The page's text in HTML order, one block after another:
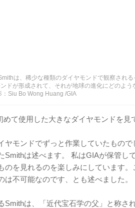
は、稀少な種類のダイヤモンドで観察され
ドが形成されて、それが地球の進化にどのよう
Siu Bo Wong Huang /GIA
て使用した大きなダイヤモンドを見
ヤモンドでずっと作業していたもので
Smithは述べます。 私はGIAが保管し
のを見れるのを楽しみにしています。
不可能なのです、とも述べました。
Smithは、「近代宝石学の父」と称さ